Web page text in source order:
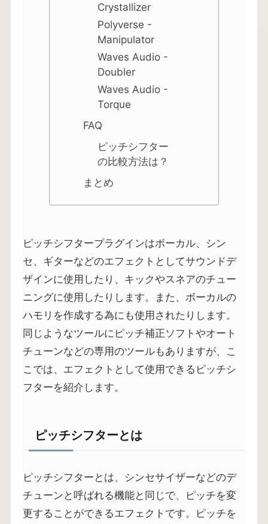
Crystallizer
Polyverse -
Manipulator
Waves Audio -
Doubler
Waves Audio -
Torque
FAQ
ピッチシフター
の比較方法は？
まとめ
ピッチシフタープラグインはボーカル、シン
セ、ギターなどのエフェクトとしてサウンドデ
ザインに使用したり、キックやスネアのチュー
ニングに使用したりします。また、ボーカルの
ハモリを作成する為にも使用されたりします。
同じようなツールにピッチ補正ソフトやオート
チューンなどの専用のツールもありますが、こ
こでは、エフェクトとして使用できるピッチシ
フターを紹介します。
ピッチシフターとは
ピッチシフターとは、シンセサイザーなどのデ
チューンと呼ばれる機能と同じで、ピッチを変
更することができるエフェクトです。ピッチを